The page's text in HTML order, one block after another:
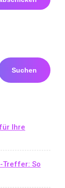
Suchen
Ihre
Treffer: So